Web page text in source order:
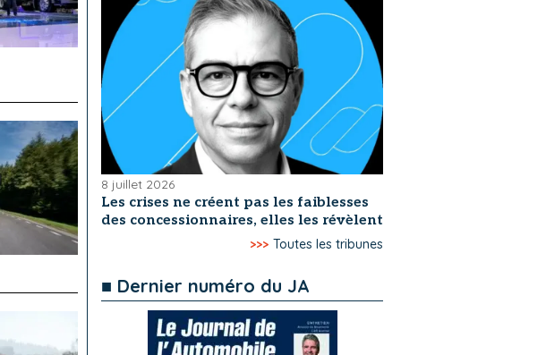
8 juillet 2026
Les crises ne créent pas les faiblesses
des concessionnaires, elles les révèlent
>>> Toutes les tribunes
■ Dernier numéro du JA